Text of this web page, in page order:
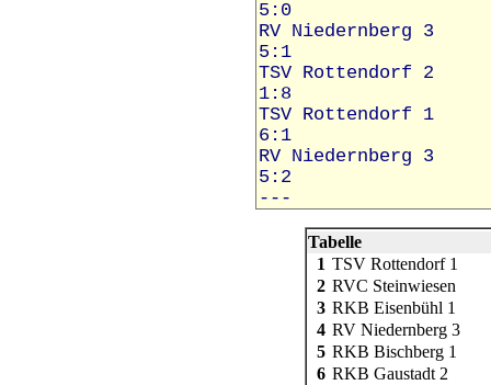
Tabelle
1 TSV Rottendorf 1
2 RVC Steinwiesen
3 RKB Eisenbühl 1
4 RV Niedernberg 3
5 RKB Bischberg 1
6 RKB Gaustadt 2